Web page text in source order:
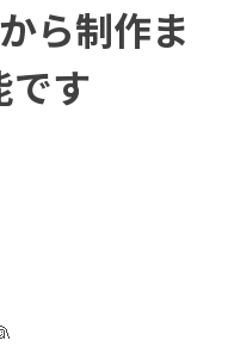
ら制作ま
です